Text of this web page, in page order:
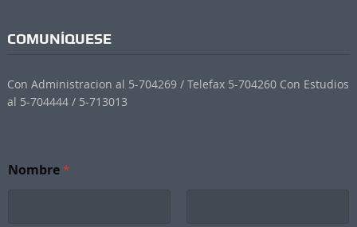
COMUNÍQUESE
Con Administracion al 5-704269 / Telefax 5-704260 Con Estudios
al 5-704444 / 5-713013
Nombre*